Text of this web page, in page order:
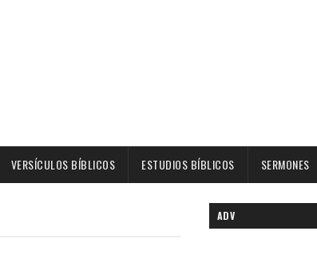
VERSÍCULOS BÍBLICOS ESTUDIOS BÍBLICOS SERMONES
ADV